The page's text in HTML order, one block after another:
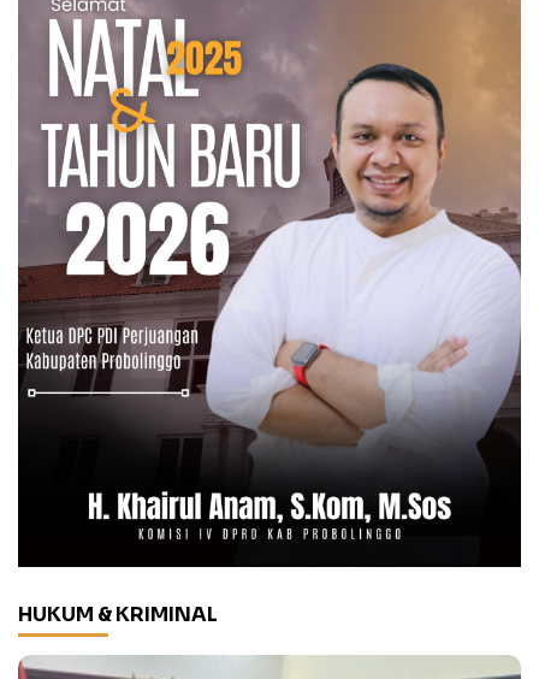
HUKUM & KRIMINAL